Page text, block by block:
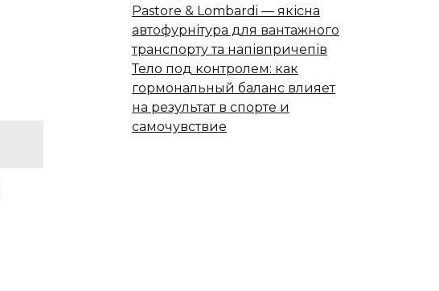
Pastore & Lombardi — якісна
автофурнітура для вантажного
транспорту та напівпричепів
Тело под контролем: как
гормональный баланс влияет
на результат в спорте и
самочувствие